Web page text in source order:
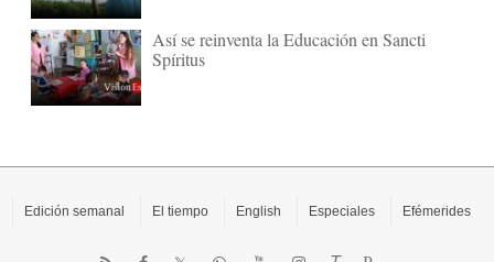
Así se reinventa la Educación en Sancti
Spíritus
Edición semanal El tiempo English Especiales Efémerides